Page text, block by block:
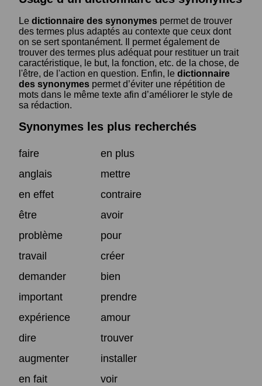
Le dictionnaire des synonymes permet de trouver
des termes plus adaptés au contexte que ceux dont
on se sert spontanément. Il permet également de
trouver des termes plus adéquat pour restituer un trait
caractéristique, le but, la fonction, etc. de la chose, de
l'être, de l'action en question. Enfin, le dictionnaire
des synonymes permet d’éviter une répétition de
mots dans le même texte afin d’améliorer le style de
sa rédaction.
Synonymes les plus recherchés
faire
en plus
anglais
mettre
en effet
contraire
être
avoir
problème
pour
travail
créer
demander
bien
important
prendre
expérience
amour
dire
trouver
augmenter
installer
en fait
voir